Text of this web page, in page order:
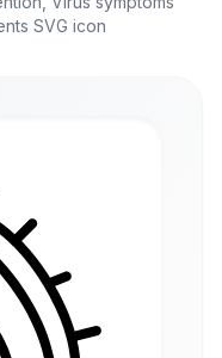
SVG icon